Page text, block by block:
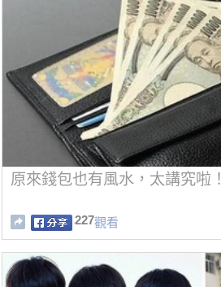
原來錢包也有風水，太講究啦！
227觀看